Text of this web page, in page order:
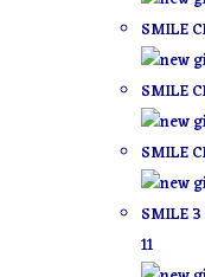
SMILE
SMILE
SMILE
SMILE
11